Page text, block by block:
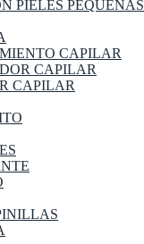
PIELES PEQUEÑAS
CAPILAR
CAPILAR
CAPILAR